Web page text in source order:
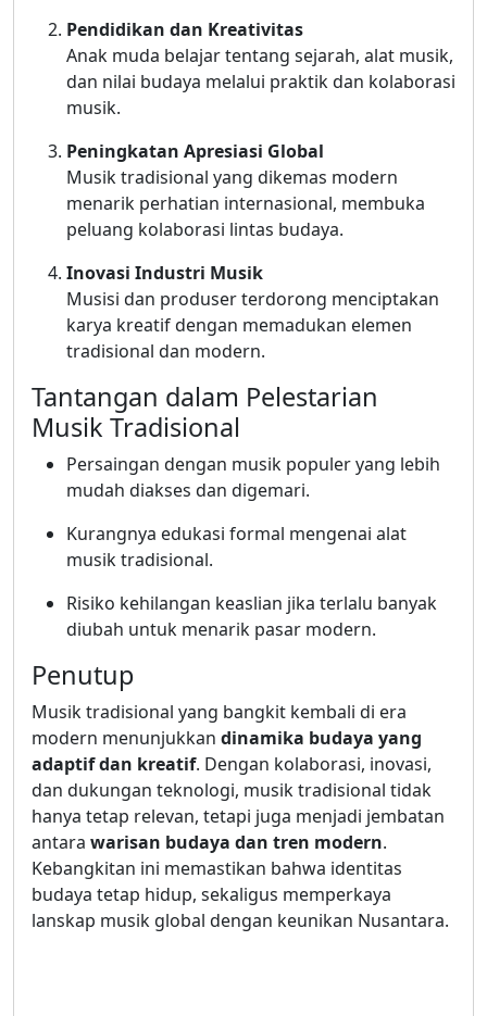
Pendidikan dan Kreativitas
Anak muda belajar tentang sejarah, alat musik,
dan nilai budaya melalui praktik dan kolaborasi
musik.
Peningkatan Apresiasi Global
Musik tradisional yang dikemas modern
menarik perhatian internasional, membuka
peluang kolaborasi lintas budaya.
Inovasi Industri Musik
Musisi dan produser terdorong menciptakan
karya kreatif dengan memadukan elemen
tradisional dan modern.
Tantangan dalam Pelestarian
Musik Tradisional
Persaingan dengan musik populer yang lebih
mudah diakses dan digemari.
Kurangnya edukasi formal mengenai alat
musik tradisional.
Risiko kehilangan keaslian jika terlalu banyak
diubah untuk menarik pasar modern.
Penutup
Musik tradisional yang bangkit kembali di era
modern menunjukkan dinamika budaya yang
adaptif dan kreatif. Dengan kolaborasi, inovasi,
dan dukungan teknologi, musik tradisional tidak
hanya tetap relevan, tetapi juga menjadi jembatan
antara warisan budaya dan tren modern.
Kebangkitan ini memastikan bahwa identitas
budaya tetap hidup, sekaligus memperkaya
lanskap musik global dengan keunikan Nusantara.